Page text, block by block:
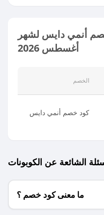
أنمي دايس لشهر
أغسطس 2026
الخصم
كود خصم أنمي دايس
الشائعة عن الكوبونات
ما معنى كود خصم ؟